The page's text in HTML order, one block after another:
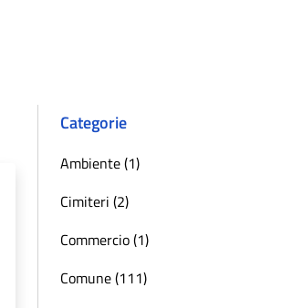
Categorie
Ambiente (1)
Cimiteri (2)
Commercio (1)
Comune (111)